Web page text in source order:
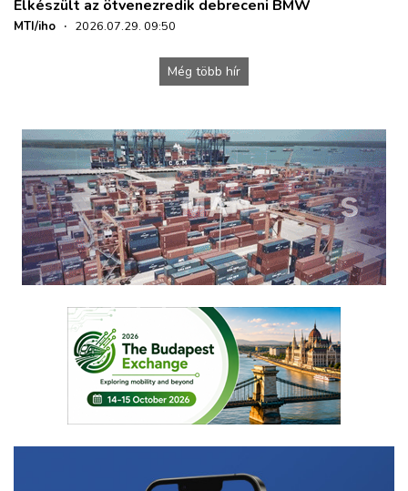
Elkészült az ötvenezredik debreceni BMW
MTI/iho · 2026.07.29. 09:50
Még több hír